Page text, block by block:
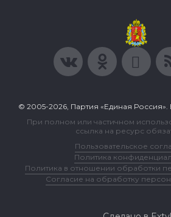
© 2005-2026, Партия «Единая
При полном или частичном
ссылка на ресурс
Пользовательское
Политика
Политика в отношении обработки
Согласие на обработку